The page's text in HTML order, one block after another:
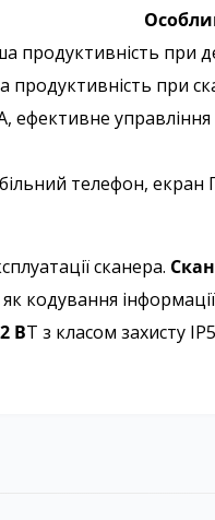
продуктивність при
при
ефективне
телефон, екран
сканера.
кодування
BT з класом захисту